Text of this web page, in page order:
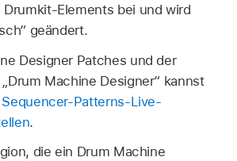
Elements bei und wird
geändert.
Designer Patches und der
„Drum Machine Designer“ kannst
Patterns-Live-
.
die ein Drum Machine